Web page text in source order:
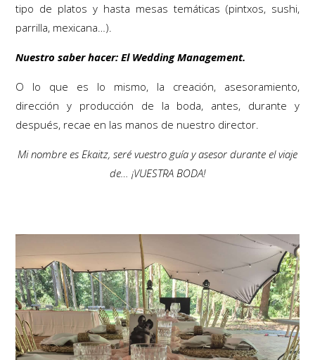
tipo de platos y hasta mesas temáticas (pintxos, sushi,
parrilla, mexicana…).
Nuestro saber hacer: El Wedding Management.
O lo que es lo mismo, la creación, asesoramiento,
dirección y producción de la boda, antes, durante y
después, recae en las manos de nuestro director.
Mi nombre es Ekaitz, seré vuestro guía y asesor durante el viaje
de… ¡VUESTRA BODA!